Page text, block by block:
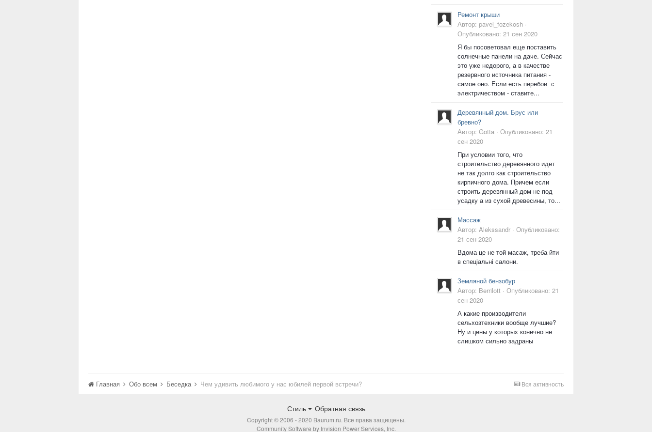
Ремонт крыши
Автор: pavel_fozekosh ·
Опубликовано: 21 сен 2020
Я бы посоветовал еще поставить
солнечные панели на даче. Сейчас
это уже недорого, а в качестве
резервного источника питания -
самое оно. Если есть перебои с
электричеством - ставите...
Деревянный дом. Брус или
бревно?
Автор: Gotta · Опубликовано: 21
сен 2020
При условии того, что
строительство деревянного идет
не так долго как строительство
кирпичного дома. Причем если
строить деревянный дом не под
усадку а из сухой древесины, то...
Массаж
Автор: Alekssandr · Опубликовано:
21 сен 2020
Вдома це не той масаж, треба йти
в спеціальні салони.
Земляной бензобур
Автор: Berrilott · Опубликовано: 21
сен 2020
А какие производители
сельхозтехники вообще лучшие?
Ну и цены у которых конечно не
слишком сильно задраны
Вся активность
Главная Обо всем Беседка Чем удивить любимого у нас юбилей первой встречи?
Стиль Обратная связь
Copyright © 2006 - 2020 Baurum.ru. Все права защищены.
Community Software by Invision Power Services, Inc.